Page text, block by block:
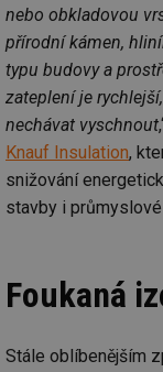
nebo obkladovou
přírodní kámen,
typu budovy a
zateplení je
nechávat vyschnout
Knauf Insulation,
snižování
stavby i
Foukaná
Stále oblíbenějším